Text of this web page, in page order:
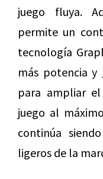
juego fluya.
permite un
tecnología
más potencia y
para ampliar
juego al
continúa
ligeros de la